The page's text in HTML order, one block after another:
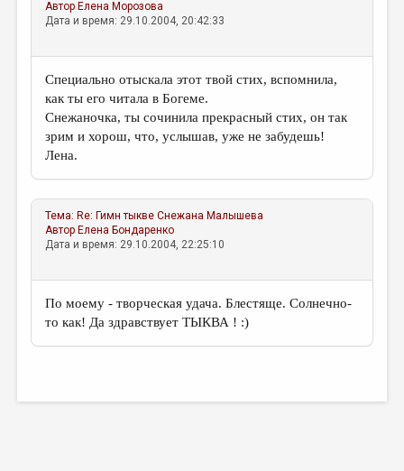
Автор Елена Морозова
Дата и время: 29.10.2004, 20:42:33
Специально отыскала этот твой стих, вспомнила,
как ты его читала в Богеме.
Снежаночка, ты сочинила прекрасный стих, он так
зрим и хорош, что, услышав, уже не забудешь!
Лена.
Тема: Re: Гимн тыкве Снежана Малышева
Автор Елена Бондаренко
Дата и время: 29.10.2004, 22:25:10
По моему - творческая удача. Блестяще. Солнечно-
то как! Да здравствует ТЫКВА ! :)